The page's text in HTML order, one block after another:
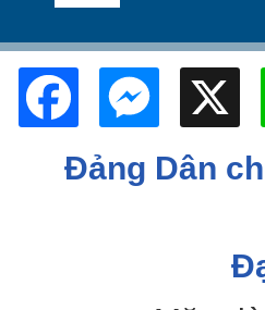
Facebook
Đảng Dân